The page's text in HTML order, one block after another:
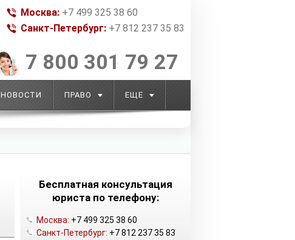
Москва: +7 499 325 38 60
Санкт-Петербург: +7 812 237 35 83
7 800 301 79 27
НОВОСТИ ПРАВО ЕЩЕ
Бесплатная консультация
юриста по телефону:
Москва: +7 499 325 38 60
Санкт-Петербург: +7 812 237 35 83